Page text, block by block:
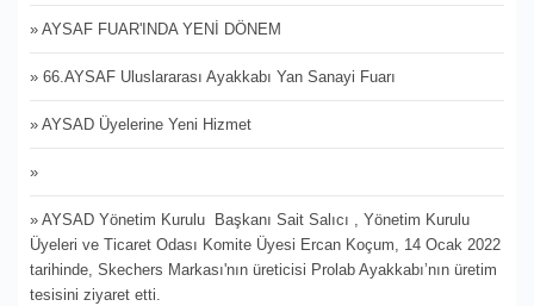
» AYSAF FUAR'INDA YENİ DÖNEM
» 66.AYSAF Uluslararası Ayakkabı Yan Sanayi Fuarı
» AYSAD Üyelerine Yeni Hizmet
»
» AYSAD Yönetim Kurulu Başkanı Sait Salıcı , Yönetim Kurulu
Üyeleri ve Ticaret Odası Komite Üyesi Ercan Koçum, 14 Ocak 2022
tarihinde, Skechers Markası'nın üreticisi Prolab Ayakkabı’nın üretim
tesisini ziyaret etti.